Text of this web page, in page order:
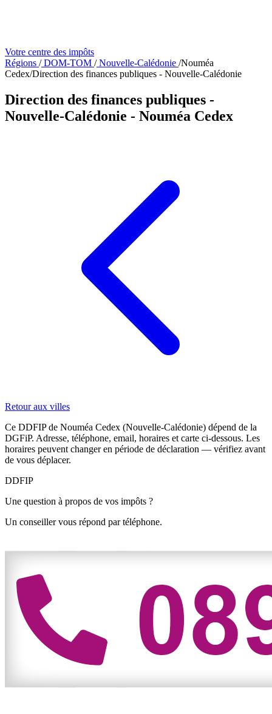
Votre centre des impôts
Régions /DOM-TOM /Nouvelle-Calédonie /Nouméa
Cedex/Direction des finances publiques - Nouvelle-Calédonie
Direction des finances publiques -
Nouvelle-Calédonie - Nouméa Cedex
Retour aux villes
Ce DDFIP de Nouméa Cedex (Nouvelle-Calédonie) dépend de la
DGFiP. Adresse, téléphone, email, horaires et carte ci-dessous. Les
horaires peuvent changer en période de déclaration — vérifiez avant
de vous déplacer.
DDFIP
Une question à propos de vos impôts ?
Un conseiller vous répond par téléphone.